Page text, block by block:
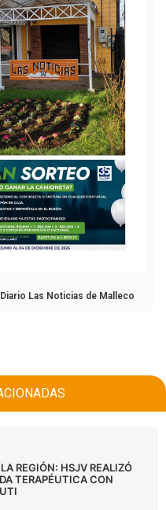
Las Noticias de Malleco
REGIÓN: HSJV REALIZÓ
TERAPÉUTICA CON